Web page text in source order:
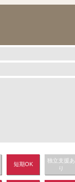
短期OK
独立支援あ
り